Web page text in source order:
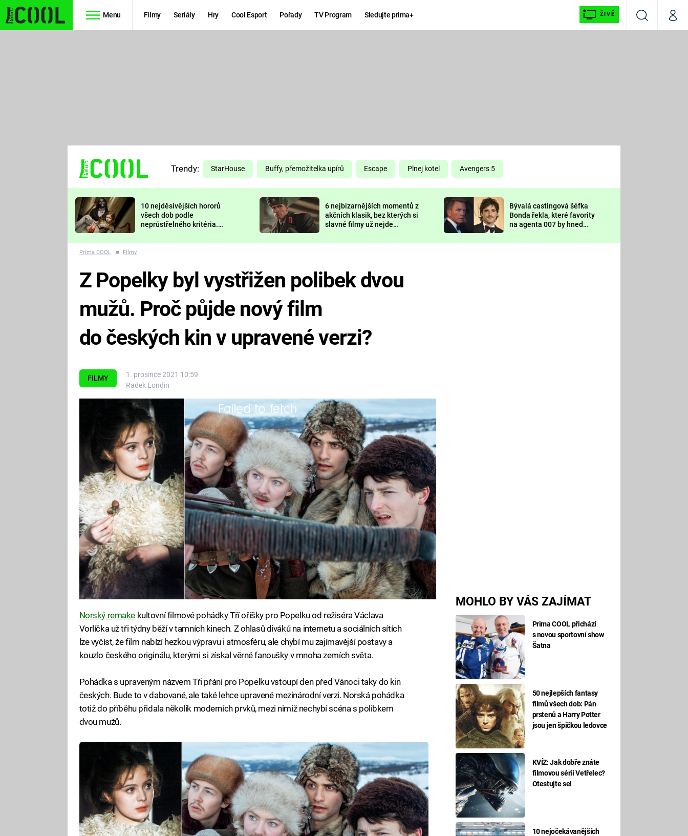
Menu Filmy Seriály Hry Cool Esport Pořady TV Program Sledujte prima+ ŽIVĚ
VyhledáváníMůj
TŘESKU
FUTURAMA
PREDÁTOR
DELIVERANCE
KOMEDIE
CHUCK
NORRIS
DEADPOOL
Prima LAJK
Sledujte nás
Trendy: StarHouse Buffy, přemožitelka upírů Escape Plnej kotel Avengers 5
10 nejděsivějších hororů
všech dob podle
neprůstřelného kritéria.
nejvíc zvednou tep?
6 nejbizarnějších momentů z
akčních klasik, bez kterých si
slavné filmy už nejde
Bývalá castingová šéfka
Bonda řekla, které favority
na agenta 007 by hned
Prima COOL ■ Filmy
FILMY
1. prosince 2021 10:59
Radek Londin
MOHLO BY VÁS ZAJÍMAT
Prima COOL přichází
s novou sportovní show
Šatna
50 nejlepších fantasy
filmů všech dob: Pán
prstenů a Harry Potter
jsou jen špičkou ledovce
KVÍZ: Jak dobře znáte
filmovou sérii Vetřelec?
Otestujte se!
10 nejočekávanějších
Z Popelky byl vystřižen polibek dvou
mužů. Proč půjde nový film
do českých kin v upravené verzi?
Failed to fetch
Nová adaptace české pohádkové klasiky přišla s několika moderními
prvky. Jeden z nich však spousta diváků neuvidí.
Norský remake kultovní filmové pohádky Tří oříšky pro Popelku od režiséra Václava
Vorlíčka už tři týdny běží v tamních kinech. Z ohlasů diváků na internetu a sociálních sítích
lze vyčíst, že film nabízí hezkou výpravu i atmosféru, ale chybí mu zajímavější postavy a
kouzlo českého originálu, kterými si získal věrné fanoušky v mnoha zemích světa.
Pohádka s upraveným názvem Tři přání pro Popelku vstoupí den před Vánoci taky do kin
českých. Bude to v dabované, ale také lehce upravené mezinárodní verzi. Norská pohádka
totiž do příběhu přidala několik moderních prvků, mezi nimiž nechybí scéna s polibkem
dvou mužů.